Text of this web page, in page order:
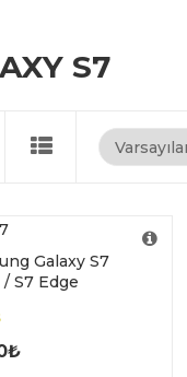
S7
Galaxy S7
S7 Edge
₺